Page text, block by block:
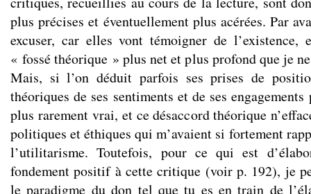
plus précises et éventuellement plus acérées. Par
excuser, car elles vont témoigner de
« fossé théorique » plus net et plus profond que je
Mais, si l’on déduit parfois ses prises de
théoriques de ses sentiments et de ses
plus rarement vrai, et ce désaccord théorique
politiques et éthiques qui m’avaient si fortement
l’utilitarisme. Toutefois, pour ce qui est
fondement positif à cette critique (voir p. 192), je
le paradigme du don tel que tu es en train de